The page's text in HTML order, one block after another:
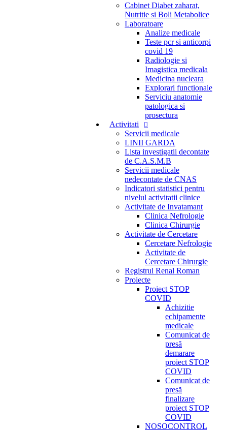
Cabinet Diabet zaharat,
Nutritie si Boli Metabolice
Laboratoare
Analize medicale
Teste pcr si anticorpi
covid 19
Radiologie si
Imagistica medicala
Medicina nucleara
Explorari functionale
Serviciu anatomie
patologica si
prosectura
Activitati
Servicii medicale
LINII GARDA
Lista investigatii decontate
de C.A.S.M.B
Servicii medicale
nedecontate de CNAS
Indicatori statistici pentru
nivelul activitatii clinice
Activitate de Invatamant
Clinica Nefrologie
Clinica Chirurgie
Activitate de Cercetare
Cercetare Nefrologie
Activitate de
Cercetare Chirurgie
Registrul Renal Roman
Proiecte
Proiect STOP
COVID
Achizitie
echipamente
medicale
Comunicat de
presă
demarare
proiect STOP
COVID
Comunicat de
presă
finalizare
proiect STOP
COVID
NOSOCONTROL